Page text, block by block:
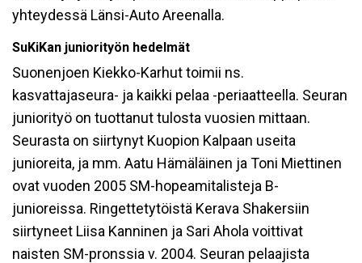
yhteydessä Länsi-Auto Areenalla.
SuKiKan juniorityön hedelmät
Suonenjoen Kiekko-Karhut toimii ns.
kasvattajaseura- ja kaikki pelaa -periaatteella. Seuran
juniorityö on tuottanut tulosta vuosien mittaan.
Seurasta on siirtynyt Kuopion Kalpaan useita
junioreita, ja mm. Aatu Hämäläinen ja Toni Miettinen
ovat vuoden 2005 SM-hopeamitalisteja B-
junioreissa. Ringettetytöistä Kerava Shakersiin
siirtyneet Liisa Kanninen ja Sari Ahola voittivat
naisten SM-pronssia v. 2004. Seuran pelaajista